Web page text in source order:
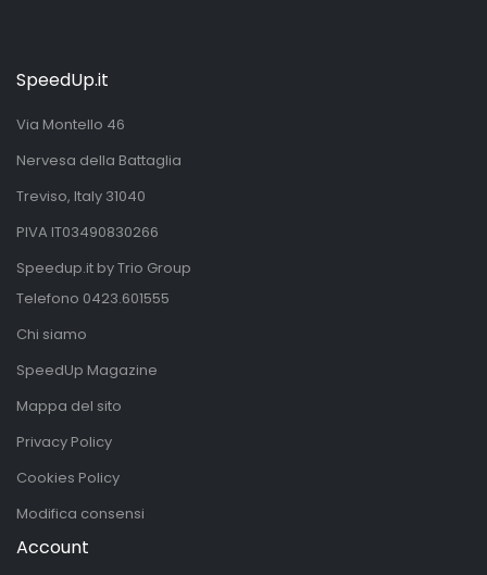
SpeedUp.it
Via Montello 46
Nervesa della Battaglia
Treviso, Italy 31040
PIVA IT03490830266
Speedup.it by Trio Group
Telefono 0423.601555
Chi siamo
SpeedUp Magazine
Mappa del sito
Privacy Policy
Cookies Policy
Modifica consensi
Account